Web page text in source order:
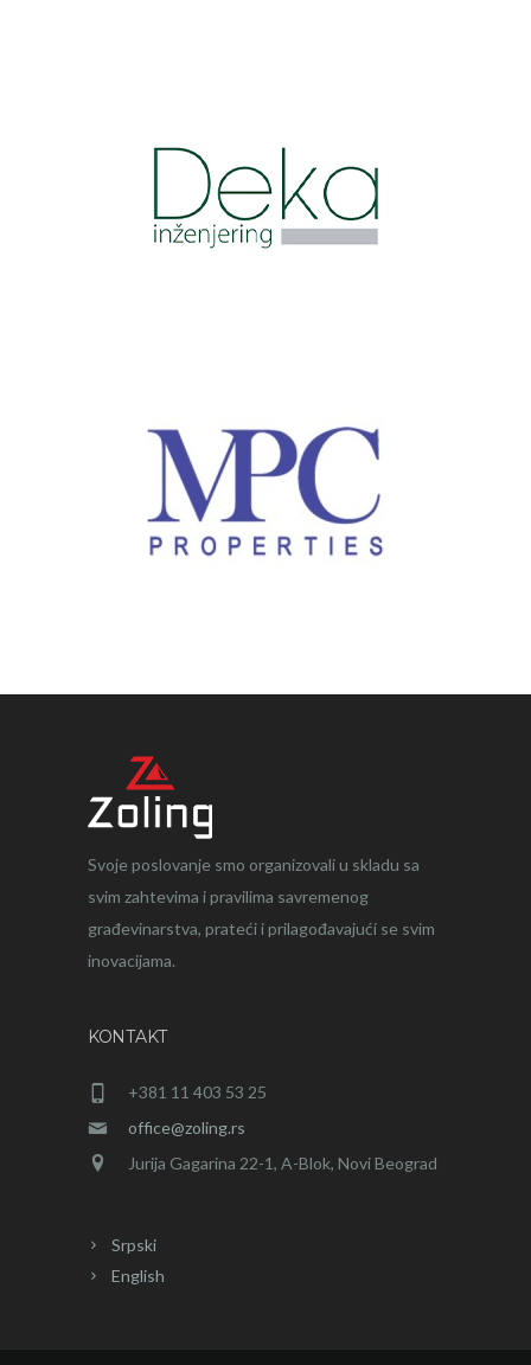
Svoje poslovanje smo organizovali u skladu sa
svim zahtevima i pravilima savremenog
građevinarstva, prateći i prilagođavajući se svim
inovacijama.
KONTAKT
+381 11 403 53 25
office@zoling.rs
Jurija Gagarina 22-1, A-Blok, Novi Beograd
Srpski
English